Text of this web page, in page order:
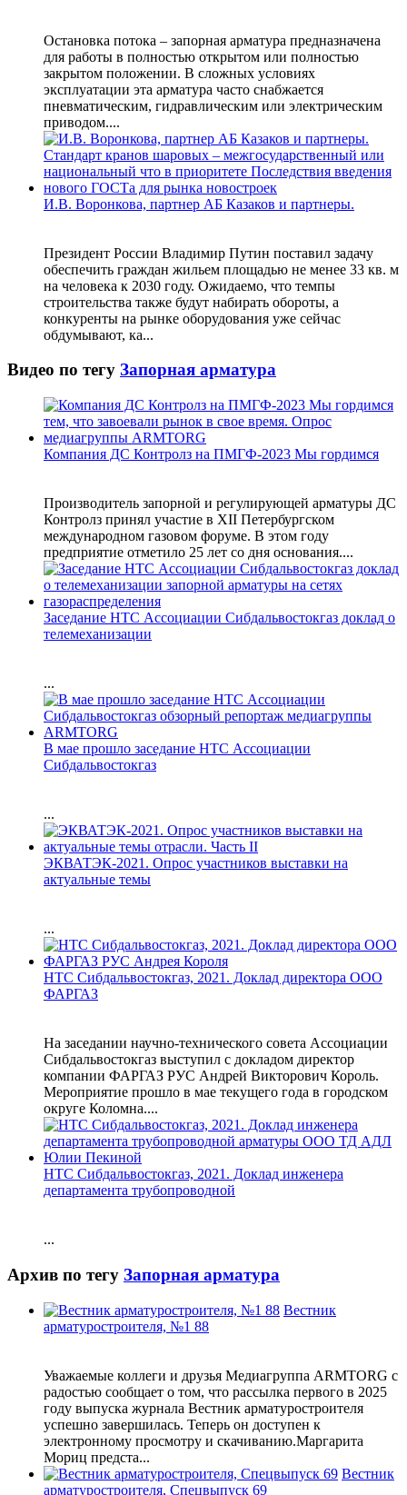
Остановка потока – запорная арматура предназначена
для работы в полностью открытом или полностью
закрытом положении. В сложных условиях
эксплуатации эта арматура часто снабжается
пневматическим, гидравлическим или электрическим
приводом....
И.В. Воронкова, партнер АБ Казаков и партнеры.
Президент России Владимир Путин поставил задачу
обеспечить граждан жильем площадью не менее 33 кв. м
на человека к 2030 году. Ожидаемо, что темпы
строительства также будут набирать обороты, а
конкуренты на рынке оборудования уже сейчас
обдумывают, ка...
Видео по тегу Запорная арматура
Компания ДС Контролз на ПМГФ-2023 Мы гордимся
Производитель запорной и регулирующей арматуры ДС
Контролз принял участие в XII Петербургском
международном газовом форуме. В этом году
предприятие отметило 25 лет со дня основания....
Заседание НТС Ассоциации Сибдальвостокгаз доклад о
телемеханизации
...
В мае прошло заседание НТС Ассоциации
Сибдальвостокгаз
...
ЭКВАТЭК-2021. Опрос участников выставки на
актуальные темы
...
НТС Сибдальвостокгаз, 2021. Доклад директора ООО
ФАРГАЗ
На заседании научно-технического совета Ассоциации
Сибдальвостокгаз выступил с докладом директор
компании ФАРГАЗ РУС Андрей Викторович Король.
Мероприятие прошло в мае текущего года в городском
округе Коломна....
НТС Сибдальвостокгаз, 2021. Доклад инженера
департамента трубопроводной
...
Архив по тегу Запорная арматура
Вестник
арматуростроителя, №1 88
Уважаемые коллеги и друзья Медиагруппа ARMTORG с
радостью сообщает о том, что рассылка первого в 2025
году выпуска журнала Вестник арматуростроителя
успешно завершилась. Теперь он доступен к
электронному просмотру и скачиванию.Маргарита
Мориц предста...
Вестник
арматуростроителя, Спецвыпуск 69